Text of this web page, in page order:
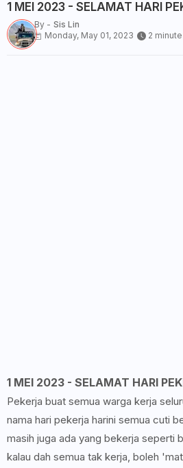
1 MEI 2023 - SELAMAT HARI
By - Sis Lin
Monday, May 01, 2023
2
1 MEI 2023 - SELAMAT HARI
Pekerja buat semua warga kerja
nama hari pekerja harini semua cuti
masih juga ada yang bekerja seperti
kalau dah semua tak kerja, boleh